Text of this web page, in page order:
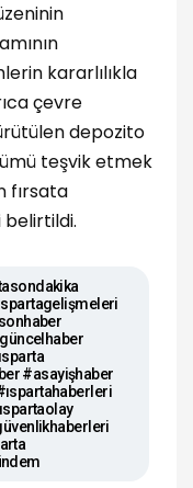
kararlılıkla
çevre
depozito
teşvik etmek
fırsata
#asayişhaber